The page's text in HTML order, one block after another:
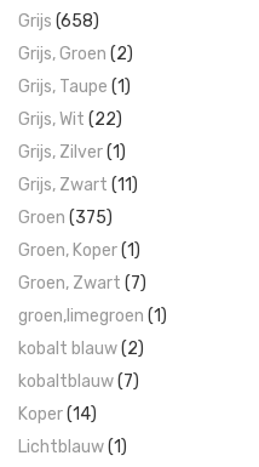
Grijs (658)
Grijs, Groen (2)
Grijs, Taupe (1)
Grijs, Wit (22)
Grijs, Zilver(1)
Grijs, Zwart (11)
Groen (375)
Groen, Koper(1)
Groen, Zwart (7)
groen,limegroen (1)
kobalt blauw(2)
kobaltblauw(7)
Koper(14)
Lichtblauw(1)